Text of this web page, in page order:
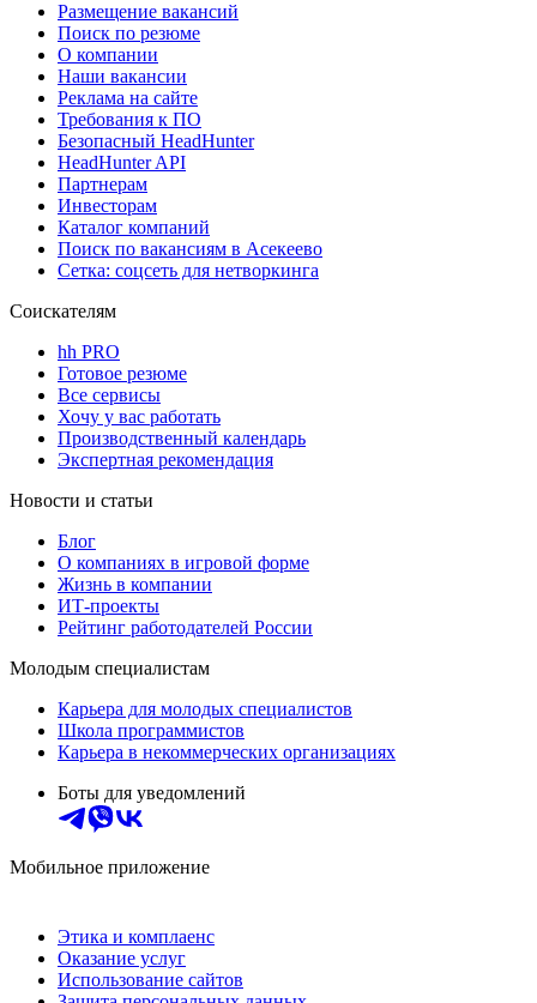
Размещение вакансий
Поиск по резюме
О компании
Наши вакансии
Реклама на сайте
Требования к ПО
Безопасный HeadHunter
HeadHunter API
Партнерам
Инвесторам
Каталог компаний
Поиск по вакансиям в Асекеево
Сетка: соцсеть для нетворкинга
Соискателям
hh PRO
Готовое резюме
Все сервисы
Хочу у вас работать
Производственный календарь
Экспертная рекомендация
Новости и статьи
Блог
О компаниях в игровой форме
Жизнь в компании
ИТ-проекты
Рейтинг работодателей России
Молодым специалистам
Карьера для молодых специалистов
Школа программистов
Карьера в некоммерческих организациях
Боты для уведомлений
Мобильное приложение
Этика и комплаенс
Оказание услуг
Использование сайтов